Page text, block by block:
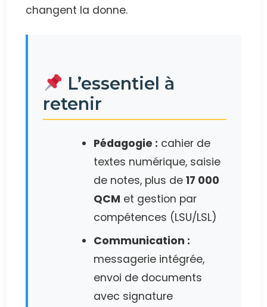
changent la donne.
L’essentiel à
retenir
Pédagogie : cahier de
textes numérique, saisie
de notes, plus de 17 000
QCM et gestion par
compétences (LSU/LSL)
Communication :
messagerie intégrée,
envoi de documents
avec signature